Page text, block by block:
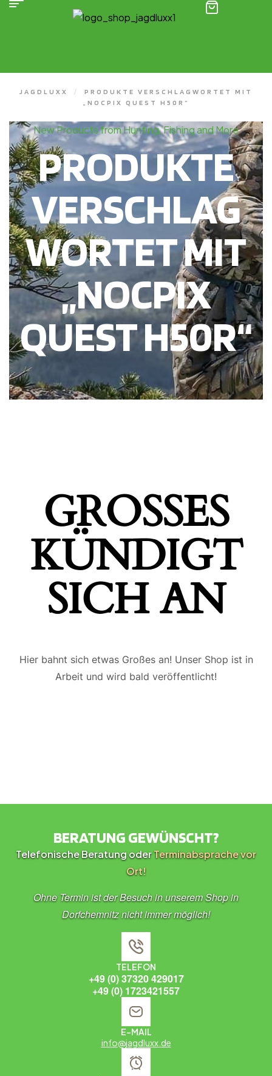
JAGDLUXX /
PRODUKTE VERSCHLAGWORTET MIT
„NOCPIX QUEST H50R“
New Products from Hunting, Fishing and More
PRODUKTE
VERSCHLAG
WORTET MIT
„NOCPIX
QUEST H50R“
GROSSES K
ÜNDIGT S
ICH AN
Hier bahnt sich etwas Großes an! Unser Shop ist in
Arbeit und wird bald veröffentlicht!
BERATUNG GEWÜNSCHT?
Telefonische Beratung oderTerminabsprache vor
Ort!
Ohne Termin ist der Besuch in unserem Shop in
Dorfchemnitz nicht immer möglich!
TELEFON
+49 (0) 37320 429017
+49 (0) 1723421557
E-MAIL
info@jagdluxx.de